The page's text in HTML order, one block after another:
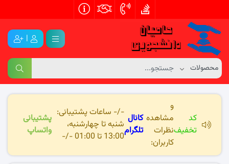
|
کد
تخفیف
و
مشاهده
نظرات
کاربران:
کانال
تلگرام
-/- ساعات پشتیبانی:
شنبه تا چهارشنبه،
13:00 تا 01:00 -/-
پشتیبانی
واتساپ